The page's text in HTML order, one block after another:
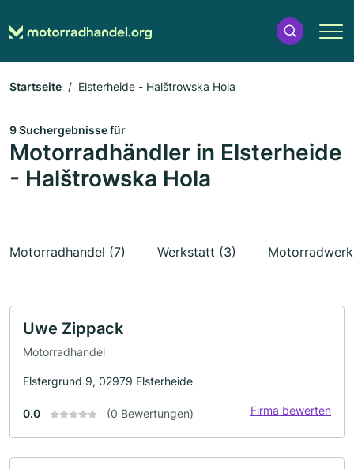
Startseite Elsterheide - Halštrowska Hola
9 Suchergebnisse für
Motorradhändler in Elsterheide
- Halštrowska Hola
Motorradhandel (7) Werkstatt (3)
Uwe Zippack
Motorradhandel
Elstergrund 9, 02979 Elsterheide
0.0 (0 Bewertungen) Firma bewerten